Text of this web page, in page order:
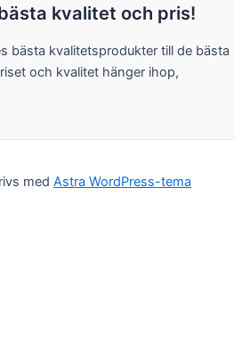
kvalitet och pris!
bästa kvalitetsprodukter till de bästa
och kvalitet hänger ihop,
med Astra WordPress-tema